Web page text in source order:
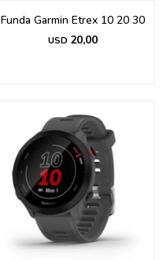
Funda Garmin Etrex 10 20 30
USD 20,00